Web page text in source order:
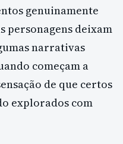
genuinamente
personagens deixam
narrativas
começam a
de que certos
explorados com